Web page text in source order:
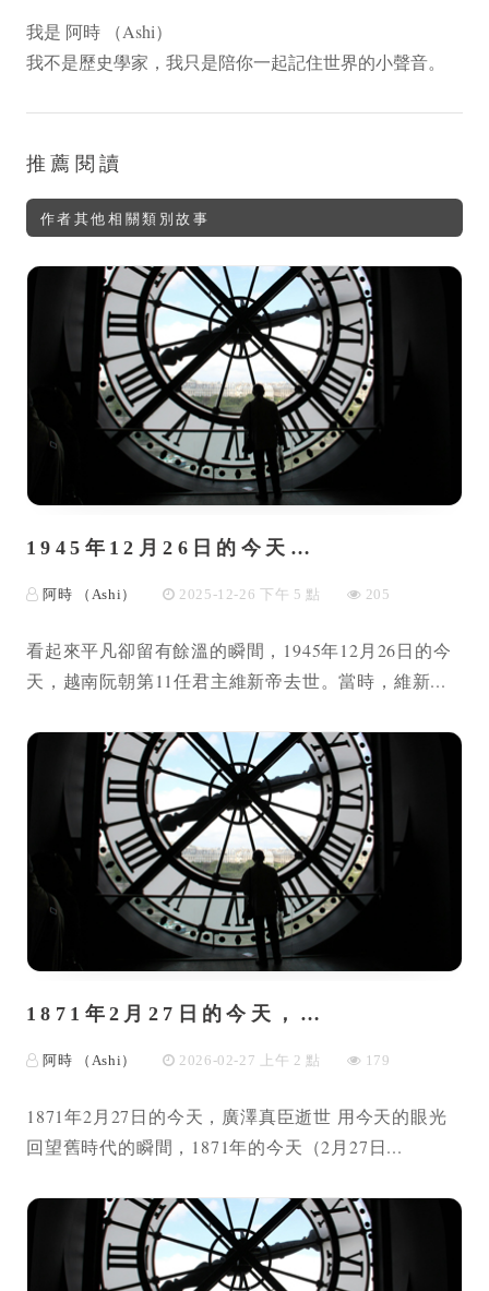
我是 阿時 （Ashi）
我不是歷史學家，我只是陪你一起記住世界的小聲音。
推薦閱讀
作者其他相關類別故事
1945年12月26日的今天…
阿時 （Ashi） 2025-12-26 下午 5 點 205
看起來平凡卻留有餘溫的瞬間，1945年12月26日的今
天，越南阮朝第11任君主維新帝去世。當時，維新...
1871年2月27日的今天，…
阿時 （Ashi） 2026-02-27 上午 2 點 179
1871年2月27日的今天，廣澤真臣逝世 用今天的眼光
回望舊時代的瞬間，1871年的今天（2月27日...